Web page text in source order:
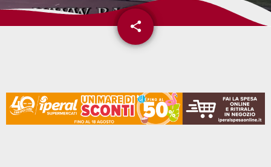
share
email